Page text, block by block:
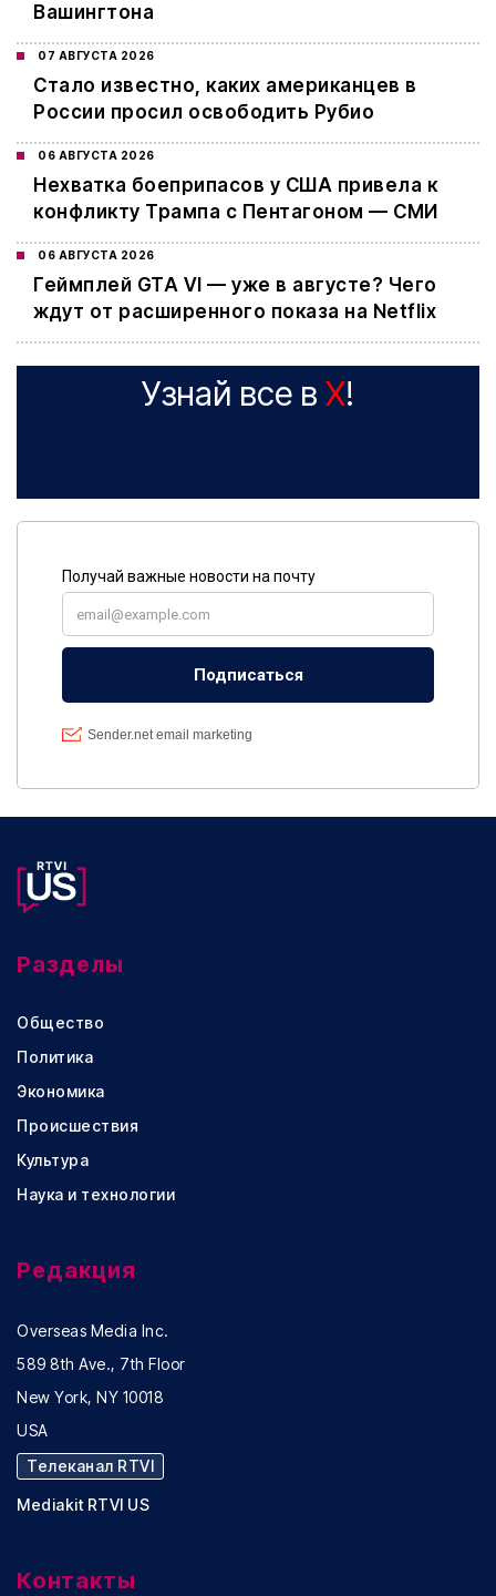
Вашингтона
07 АВГУСТА 2026
Стало известно, каких американцев в
России просил освободить Рубио
06 АВГУСТА 2026
Нехватка боеприпасов у США привела к
конфликту Трампа с Пентагоном — СМИ
06 АВГУСТА 2026
Геймплей GTA VI — уже в августе? Чего
ждут от расширенного показа на Netflix
Узнай все в X!
Разделы
Общество
Политика
Экономика
Происшествия
Культура
Наука и технологии
Редакция
Overseas Media Inc.
589 8th Ave., 7th Floor
New York, NY 10018
USA
Телеканал RTVI
Mediakit RTVI US
Контакты